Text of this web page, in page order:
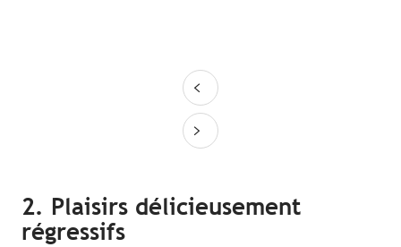
2. Plaisirs délicieusement
régressifs